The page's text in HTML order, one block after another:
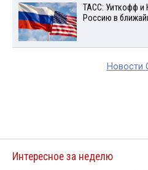
ТАСС: Уиткофф и
Россию в
Новости
Интересное за неделю